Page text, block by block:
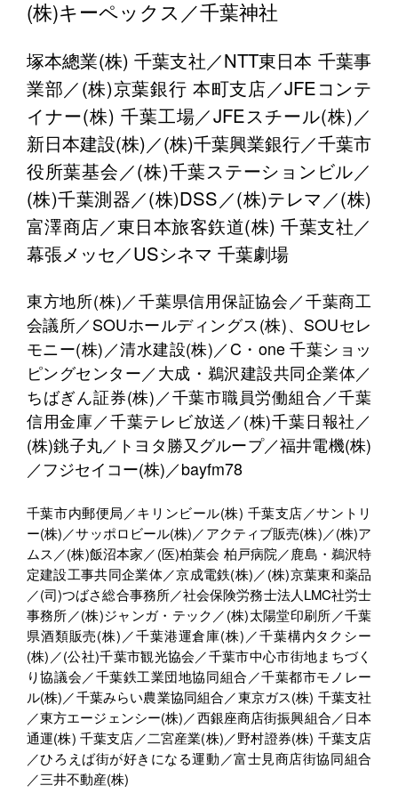
(株)キーペックス／千葉神社
塚本總業(株) 千葉支社／NTT東日本 千葉事
業部／(株)京葉銀行 本町支店／JFEコンテ
イナー(株) 千葉工場／JFEスチール(株)／
新日本建設(株)／(株)千葉興業銀行／千葉市
役所葉基会／(株)千葉ステーションビル／
(株)千葉測器／(株)DSS／(株)テレマ／(株)
富澤商店／東日本旅客鉃道(株) 千葉支社／
幕張メッセ／USシネマ 千葉劇場
東方地所(株)／千葉県信用保証協会／千葉商工
会議所／SOUホールディングス(株)、SOUセレ
モニー(株)／清水建設(株)／C・one 千葉ショッ
ピングセンター／大成・鵜沢建設共同企業体／
ちばぎん証券(株)／千葉市職員労働組合／千葉
信用金庫／千葉テレビ放送／(株)千葉日報社／
(株)銚子丸／トヨタ勝又グループ／福井電機(株)
／フジセイコー(株)／bayfm78
千葉市内郵便局／キリンビール(株) 千葉支店／サントリ
ー(株)／サッポロビール(株)／アクティブ販売(株)／(株)ア
ムス／(株)飯沼本家／(医)柏葉会 柏戸病院／鹿島・鵜沢特
定建設工事共同企業体／京成電鉄(株)／(株)京葉東和薬品
／(司)つばさ総合事務所／社会保険労務士法人LMC社労士
事務所／(株)ジャンガ・テック／(株)太陽堂印刷所／千葉
県酒類販売(株)／千葉港運倉庫(株)／千葉構内タクシー
(株)／(公社)千葉市観光協会／千葉市中心市街地まちづく
り協議会／千葉鉄工業団地協同組合／千葉都市モノレー
ル(株)／千葉みらい農業協同組合／東京ガス(株) 千葉支社
／東方エージェンシー(株)／西銀座商店街振興組合／日本
通運(株) 千葉支店／二宮産業(株)／野村證券(株) 千葉支店
／ひろえば街が好きになる運動／富士見商店街協同組合
／三井不動産(株)